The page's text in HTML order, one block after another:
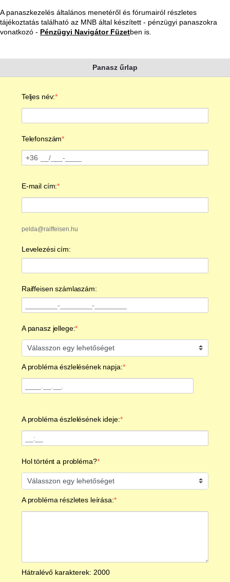
A panaszkezelés általános menetéről és fórumairól részletes
tájékoztatás található az MNB által készített - pénzügyi panaszokra
vonatkozó - Pénzügyi Navigátor Füzetben is.
Panasz űrlap
Teljes név:
Telefonszám
+36
Telefonszám
E-mail cím:
pelda@raiffeisen.hu
Levelezési cím:
Raiffeisen számlaszám:
A panasz jellege:
Válasszon egy lehetőséget
A probléma észlelésének napja:
A probléma észlelésének ideje:
Hol történt a probléma?
Válasszon egy lehetőséget
A probléma részletes leírása:
Hátralévő karakterek: 2000